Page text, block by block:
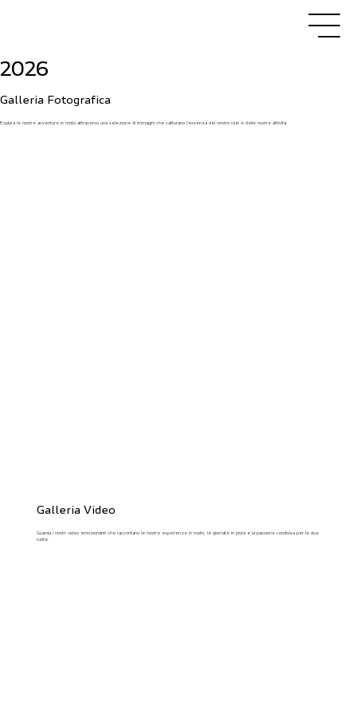
2026
Galleria Fotografica
Esplora le nostre avventure in moto attraverso una selezione di immagini che catturano l’essenza del nostro club e delle nostre attività.
Galleria Video
Guarda i nostri video emozionanti che raccontano le nostre esperienze in moto, le giornate in pista e la passione condivisa per le due
ruote.